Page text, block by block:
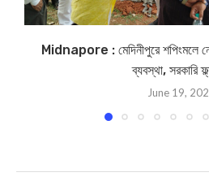
Midnapore : মেদিনীপুরে শপিংমলে
ব্যবস্থা, সরকারি
June 19,